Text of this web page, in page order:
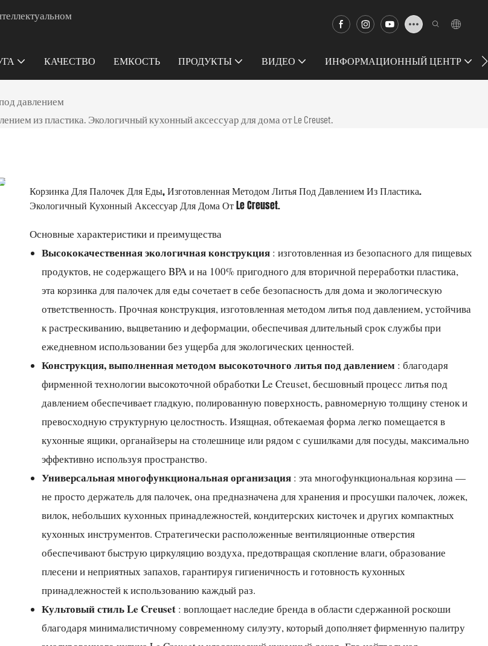
КАЧЕСТВО ЕМКОСТЬ ПРОДУКТЫ ВИДЕО ИНФОРМАЦИОННЫЙ ЦЕНТР
давлением
из пластика. Экологичный кухонный аксессуар для дома от Le Creuset.
Корзинка Для Палочек Для Еды, Изготовленная Методом Литья Под Давлением Из Пластика.
Экологичный Кухонный Аксессуар Для Дома От Le Creuset.
Основные характеристики и преимущества
Высококачественная экологичная конструкция : изготовленная из безопасного для пищевых
продуктов, не содержащего BPA и на 100% пригодного для вторичной переработки пластика,
эта корзинка для палочек для еды сочетает в себе безопасность для дома и экологическую
ответственность. Прочная конструкция, изготовленная методом литья под давлением, устойчива
к растрескиванию, выцветанию и деформации, обеспечивая длительный срок службы при
ежедневном использовании без ущерба для экологических ценностей.
Конструкция, выполненная методом высокоточного литья под давлением : благодаря
фирменной технологии высокоточной обработки Le Creuset, бесшовный процесс литья под
давлением обеспечивает гладкую, полированную поверхность, равномерную толщину стенок и
превосходную структурную целостность. Изящная, обтекаемая форма легко помещается в
кухонные ящики, органайзеры на столешнице или рядом с сушилками для посуды, максимально
эффективно используя пространство.
Универсальная многофункциональная организация : эта многофункциональная корзина —
не просто держатель для палочек, она предназначена для хранения и просушки палочек, ложек,
вилок, небольших кухонных принадлежностей, кондитерских кисточек и других компактных
кухонных инструментов. Стратегически расположенные вентиляционные отверстия
обеспечивают быструю циркуляцию воздуха, предотвращая скопление влаги, образование
плесени и неприятных запахов, гарантируя гигиеничность и готовность кухонных
принадлежностей к использованию каждый раз.
Культовый стиль Le Creuset : воплощает наследие бренда в области сдержанной роскоши
благодаря минималистичному современному силуэту, который дополняет фирменную палитру